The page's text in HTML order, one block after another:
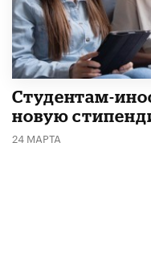
Студентам-
новую
24 МАРТА